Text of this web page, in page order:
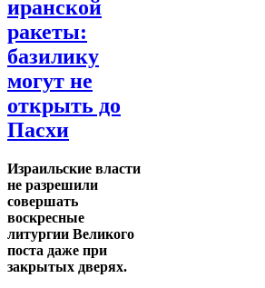
иранской
ракеты:
базилику
могут не
открыть до
Пасхи
Израильские власти
не разрешили
совершать
воскресные
литургии Великого
поста даже при
закрытых дверях.